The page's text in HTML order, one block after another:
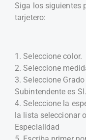
Siga los siguientes
tarjetero:
1. Seleccione color.
2. Seleccione
3. Seleccione
Subintendente es
4. Seleccione la
la lista seleccionar
Especialidad